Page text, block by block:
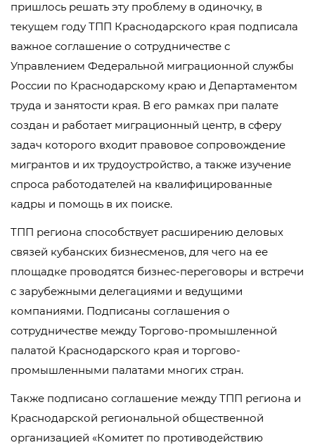
пришлось решать эту проблему в одиночку, в
текущем году ТПП Краснодарского края подписала
важное соглашение о сотрудничестве с
Управлением Федеральной миграционной службы
России по Краснодарскому краю и Департаментом
труда и занятости края. В его рамках при палате
создан и работает миграционный центр, в сферу
задач которого входит правовое сопровождение
мигрантов и их трудоустройство, а также изучение
спроса работодателей на квалифицированные
кадры и помощь в их поиске.
ТПП региона способствует расширению деловых
связей кубанских бизнесменов, для чего на ее
площадке проводятся бизнес-переговоры и встречи
с зарубежными делегациями и ведущими
компаниями. Подписаны соглашения о
сотрудничестве между Торгово-промышленной
палатой Краснодарского края и торгово-
промышленными палатами многих стран.
Также подписано соглашение между ТПП региона и
Краснодарской региональной общественной
организацией «Комитет по противодействию